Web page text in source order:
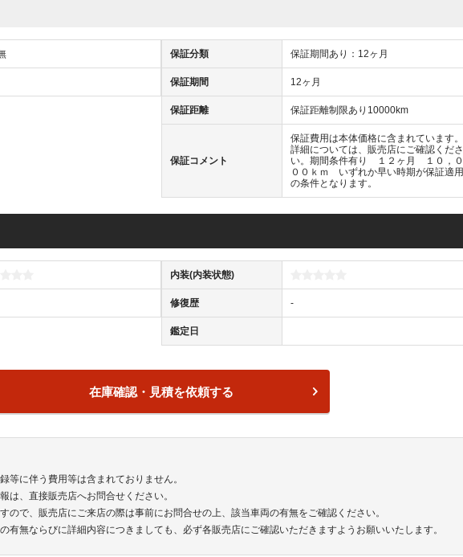
保証分類 保証期間あり：12ヶ月
保証期間 12ヶ月
保証距離 保証距離制限あり10000km
保証コメント
保証費用は本体価格に含まれています。
詳細については、販売店にご確認くださ
い。期間条件有り １２ヶ月 １０，０
００ｋｍ いずれか早い時期が保証適用
の条件となります。
内装(内装状態)
修復歴 -
鑑定日
在庫確認・見積を依頼する
等に伴う費用等は含まれておりません。
は、直接販売店へお問合せください。
ので、販売店にご来店の際は事前にお問合せの上、該当車両の有無をご確認ください。
有無ならびに詳細内容につきましても、必ず各販売店にご確認いただきますようお願いいたします。